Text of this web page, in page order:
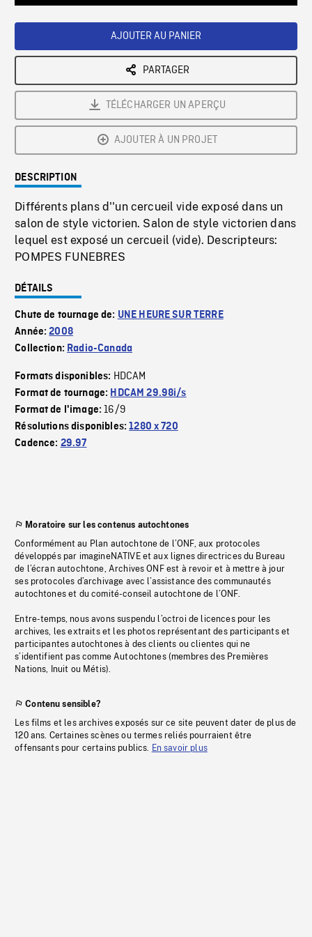
AJOUTER AU PANIER
PARTAGER
TÉLÉCHARGER UN APERÇU
AJOUTER À UN PROJET
DESCRIPTION
Différents plans d''un cercueil vide exposé dans un
salon de style victorien. Salon de style victorien dans
lequel est exposé un cercueil (vide). Descripteurs:
POMPES FUNEBRES
DÉTAILS
Chute de tournage de: UNE HEURE SUR TERRE
Année:2008
Collection: Radio-Canada
Formats disponibles: HDCAM
Format de tournage: HDCAM 29.98i/s
Format de l'image:16/9
Résolutions disponibles:1280 x 720
Cadence: 29.97
Moratoire sur les contenus autochtones
Conformément au Plan autochtone de l’ONF, aux protocoles
développés par imagineNATIVE et aux lignes directrices du Bureau
de l’écran autochtone, Archives ONF est à revoir et à mettre à jour
ses protocoles d’archivage avec l’assistance des communautés
autochtones et du comité-conseil autochtone de l’ONF.
Entre-temps, nous avons suspendu l’octroi de licences pour les
archives, les extraits et les photos représentant des participants et
participantes autochtones à des clients ou clientes qui ne
s’identifient pas comme Autochtones (membres des Premières
Nations, Inuit ou Métis).
Contenu sensible?
Les films et les archives exposés sur ce site peuvent dater de plus de
120 ans. Certaines scènes ou termes reliés pourraient être
offensants pour certains publics. En savoir plus